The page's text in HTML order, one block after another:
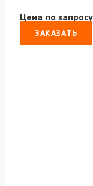
Цена по запросу
ЗАКАЗАТЬ